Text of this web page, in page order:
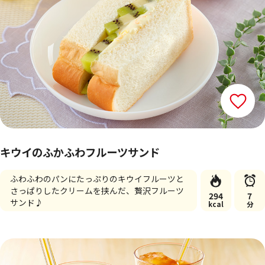
キウイのふかふわフルーツサンド
ふわふわのパンにたっぷりのキウイフルーツと
さっぱりしたクリームを挟んだ、贅沢フルーツ
サンド♪
294
kcal
7
分